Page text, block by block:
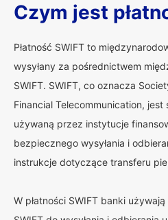
Czym jest
Płatność SWIFT to
wysyłany za pośrednictwem
SWIFT. SWIFT, co oznacza
Financial Telecommunication,
używaną przez instytucje
bezpiecznego wysyłania i
instrukcje dotyczące transferu
W płatności SWIFT banki